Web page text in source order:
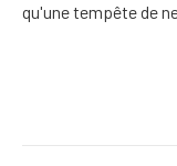
qu'une tempête de